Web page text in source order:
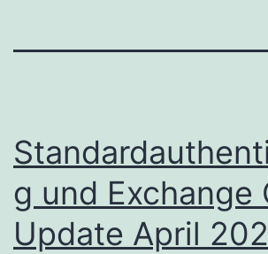
g und Exchange
Update April